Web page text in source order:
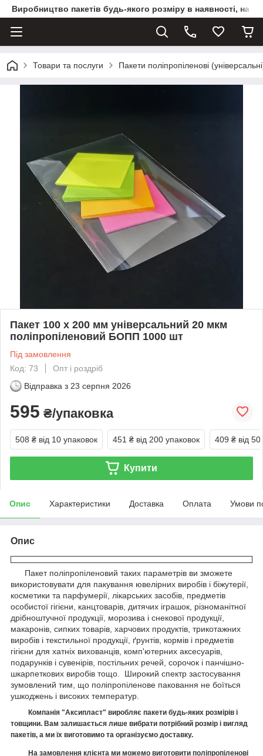
Виробництво пакетів будь-якого розміру в наявності, на
Товари та послуги Пакети поліпропіленові
Пакет 100 x 200 мм універсальний 20 мкм
поліпропіленовий БОПП 1000 шт
Під замовлення
Код: 73
Опт і роздріб
Відправка з 23 серпня 2026
595 ₴/упаковка
508 ₴ від 10 упаковок 451 ₴ від 200 упаковок 409 ₴ від
Купити
Опис Характеристики Доставка Оплата Умови
Опис
Пакет поліпропіленовий таких параметрів ви зможете
використовувати для пакування ювелірних виробів і біжутерії,
косметики та парфумерії, лікарських засобів, предметів
особистої гігієни, канцтоварів, дитячих іграшок, різноманітної
дрібноштучної продукції, морозива і снекової продукції,
макаронів, сипких товарів, харчових продуктів, трикотажних
виробів і текстильної продукції, ґрунтів, кормів і предметів
гігієни для хатніх вихованців, комп'ютерних аксесуарів,
подарунків і сувенірів, постільних речей, сорочок і панчішно-
шкарпеткових виробів тощо. Широкий спектр застосування
зумовлений тим, що поліпропіленове паковання не боїться
ушкоджень і високих температур.
Компанія "Аксипласт" виробляє пакети будь-яких розмірів і
товщини. Вам залишається лише вибрати потрібний розмір і вигляд
пакетів, а ми їх виготовимо та організуємо доставку.
На замовлення клієнта ми можемо виготовити поліпропіленові